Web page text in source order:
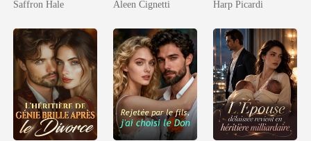
Saffron Hale Aleen Cignetti
délaissée
Harp Picardi